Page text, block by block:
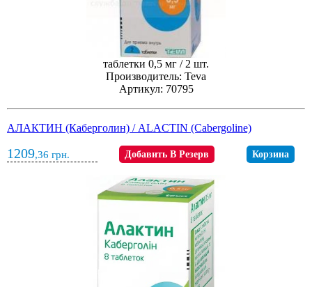
таблетки 0,5 мг / 2 шт.
Производитель: Teva
Артикул: 70795
АЛАКТИН (Каберголин) / ALACTIN (Cabergoline)
1209,36 грн. Добавить В Резерв Корзина